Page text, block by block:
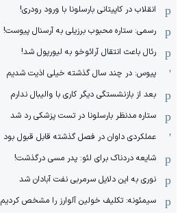
انقلاب در کاپیتانی بارسلونا با ورود رودری!
رسمی: ستاره محبوب برزیلی به آرسنال پیوست!
رئال باعث انتقال آرائوخو به لیورپول شد!
پیوس: در چند سال گذشته خیلی اذیت شدیم
بعد از بازنشستگی دیگر کاری با والیبال ندارم
ستاره مدنظر بارسلونا در تست پزشکی رد شد
عملکردی داوان در فصل گذشته قابل قبول بود
شایعه دردناک برای لئو: پدر مسی درگذشت!
نوری به این دلایل سرمربی نفت آبادان شد
سیمئونه: تکلیف خولین آلوارز را مشخص کردیم